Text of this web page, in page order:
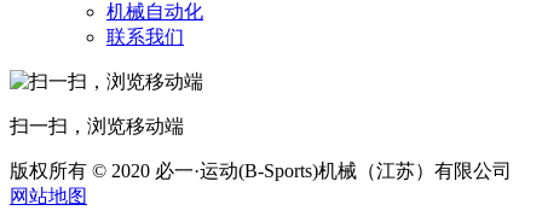
机械自动化
联系我们
扫一扫，浏览移动端
版权所有 © 2020 必一·运动(B-Sports)机械（江苏）有限公司
网站地图